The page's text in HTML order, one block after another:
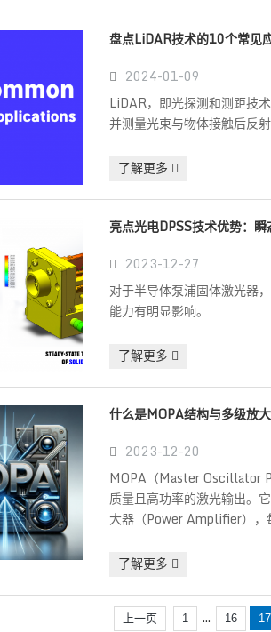
盘点LiDAR技术的10个常见
2024-01-09
LiDAR，即光探测和测距技
并测量光束与物体接触后反
了解更多
亮点光电DPSS技术优势：
2023-12-27
对于半导体泵浦固体激光器
能力有明显影响。
了解更多
什么是MOPA结构与多级放大
2023-12-20
MOPA（Master Oscillator
质量且高功率的激光输出。
大器（Power Amplifier），
了解更多
上一页 1 ... 16 17